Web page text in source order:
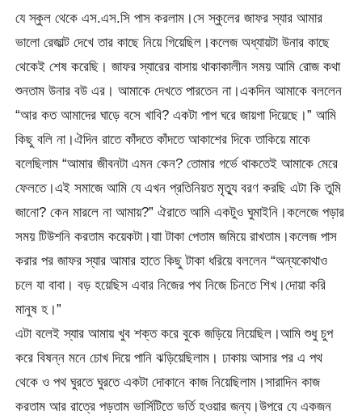
যে স্কুল থেকে এস.এস.সি পাস করলাম।সে স্কুলের জাফর স্যার আমার
ভালো রেজাল্ট দেখে তার কাছে নিয়ে গিয়েছিল।কলেজ অধ্যায়টা উনার কাছে
থেকেই শেষ করেছি। জাফর স্যারের বাসায় থাকাকালীন সময় আমি রোজ কথা
শুনতাম উনার বউ এর। আমাকে দেখতে পারতেন না।একদিন আমাকে বললেন
“আর কত আমাদের ঘাড়ে বসে খাবি? একটা পাপ ঘরে জায়গা দিয়েছে।” আমি
কিছু বলি না।ঐদিন রাতে কাঁদতে কাঁদতে আকাশের দিকে তাকিয়ে মাকে
বলেছিলাম “আমার জীবনটা এমন কেন? তোমার গর্ভে থাকতেই আমাকে মেরে
ফেলতে।এই সমাজে আমি যে এখন প্রতিনিয়ত মৃত্যু বরণ করছি এটা কি তুমি
জানো? কেন মারলে না আমায়?” ঐরাতে আমি একটুও ঘুমাইনি।কলেজে পড়ার
সময় টিউশনি করতাম কয়েকটা।যাা টাকা পেতাম জমিয়ে রাখতাম।কলেজ পাস
করার পর জাফর স্যার আমার হাতে কিছু টাকা ধরিয়ে বললেন “অন্যকোথাও
চলে যা বাবা। বড় হয়েছিস এবার নিজের পথ নিজে চিনতে শিখ।দোয়া করি
মানুষ হ।”
এটা বলেই স্যার আমায় খুব শক্ত করে বুকে জড়িয়ে নিয়েছিল।আমি শুধু চুপ
করে বিষন্ন মনে চোখ দিয়ে পানি ঝড়িয়েছিলাম। ঢাকায় আসার পর এ পথ
থেকে ও পথ ঘুরতে ঘুরতে একটা দোকানে কাজ নিয়েছিলাম।সারাদিন কাজ
করতাম আর রাত্রে পড়তাম ভার্সিটিতে ভর্তি হওয়ার জন্য।উপরে যে একজন